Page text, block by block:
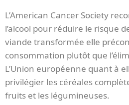
L’American Cancer Society
l’alcool pour réduire le risque
viande transformée elle
consommation plutôt que
L’Union européenne quant à
privilégier les céréales
fruits et les légumineuses.